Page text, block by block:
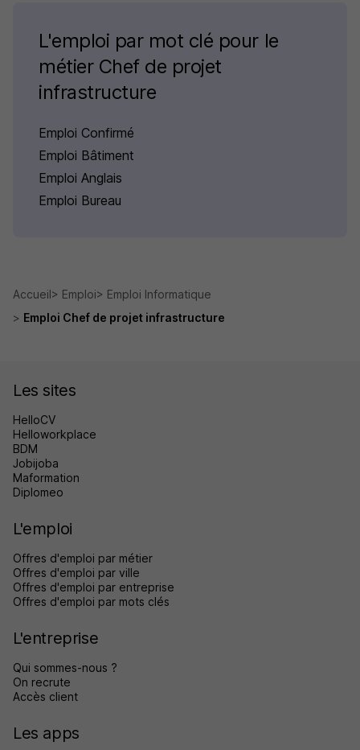
L'emploi par mot clé pour le
métier Chef de projet
infrastructure
Emploi Confirmé
Emploi Bâtiment
Emploi Anglais
Emploi Bureau
Accueil Emploi
Emploi Informatique
Emploi Chef de projet infrastructure
Les sites
HelloCV
Helloworkplace
BDM
Jobijoba
Maformation
Diplomeo
L'emploi
Offres d'emploi par métier
Offres d'emploi par ville
Offres d'emploi par entreprise
Offres d'emploi par mots clés
L'entreprise
Qui sommes-nous ?
On recrute
Accès client
Les apps